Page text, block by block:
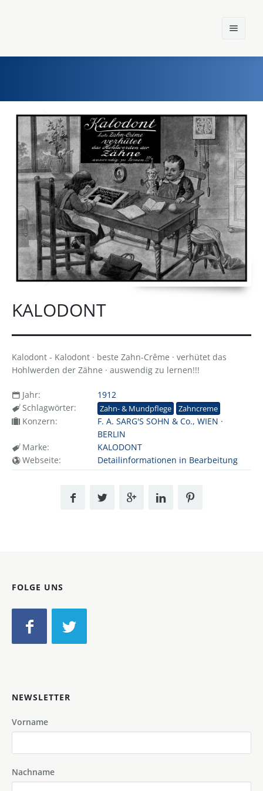
Home
Einst und Heute
Marken
Konzerne
Epoche
KALODONT
Kalodont - Kalodont · beste Zahn-Crême · verhütet das
Hohlwerden der Zähne · auswendig zu lernen!!!
Jahr:
1912
Schlagwörter:
Zahn- & Mundpflege Zahncreme
Konzern:
F. A. SARG'S SOHN & Co., WIEN ·
BERLIN
Marke:
KALODONT
Webseite:
Detailinformationen in Bearbeitung
FOLGE UNS
NEWSLETTER
Vorname
Nachname